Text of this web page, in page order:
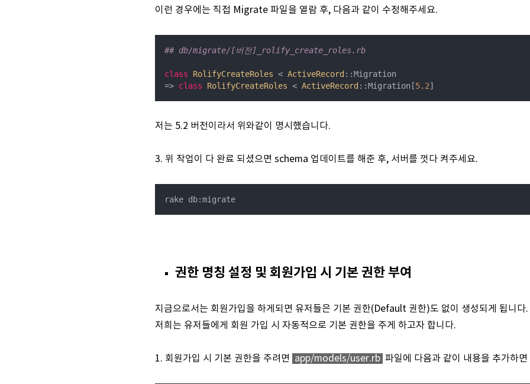
이런 경우에는 직접 Migrate 파일을 열람 후, 다음과 같이 수정해주세요.
## db/migrate/[버전]_rolify_create_roles.rb
class RolifyCreateRoles < ActiveRecord : :Migration
=> class RolifyCreateRoles < ActiveRecord : :Migration[5.2]
저는 5.2 버전이라서 위와같이 명시했습니다.
3. 위 작업이 다 완료 되셨으면 schema 업데이트를 해준 후, 서버를 껏다 켜주세요.
rake db:migrate
권한 명칭 설정 및 회원가입 시 기본 권한 부여
지금으로서는 회원가입을 하게되면 유저들은 기본 권한( Default 권한)도 없이 생성되게 됩니다.
저희는 유저들에게 회원 가입 시 자동적으로 기본 권한을 주게 하고자 합니다.
1. 회원가입 시 기본 권한을 주려면 app/models/user.rb 파일에 다음과 같이 내용을 추가하면